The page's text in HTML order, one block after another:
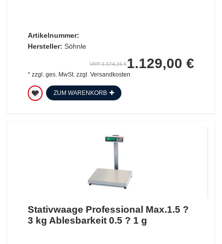
Artikelnummer:
Hersteller: Söhnle
UVP 1.174,16 €1.129,00 €
* zzgl. ges. MwSt. zzgl. Versandkosten
ZUM WARENKORB
Stativwaage Professional Max.1.5 ?
3 kg Ablesbarkeit 0.5 ? 1 g